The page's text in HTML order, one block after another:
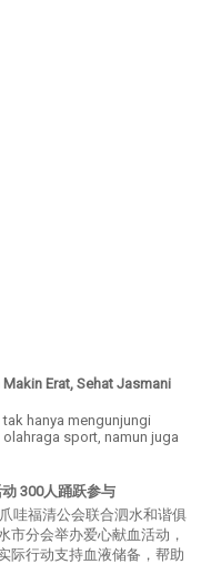
Erat, Sehat Jasmani
hanya mengunjungi
sport, namun juga
300人踊跃参与
哇福清公会联合泗水和谐俱
市分会举办爱心献血活动，
际行动支持血液储备，帮助